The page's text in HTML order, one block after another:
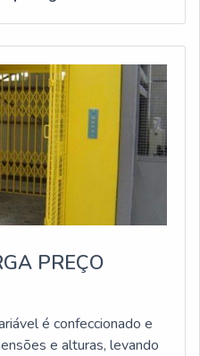
PREÇO
é confeccionado e
e alturas, levando